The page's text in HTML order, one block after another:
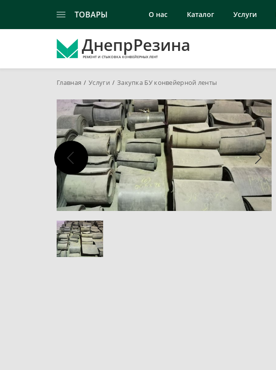
ТОВАРЫ О нас Каталог Услуги
ДнепрРезина
РЕМОНТ И СТЫКОВКА КОНВЕЙЕРНЫХ ЛЕНТ
Главная Услуги Закупка БУ конвейерной ленты